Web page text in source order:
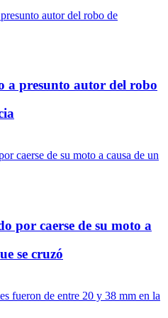
a presunto autor del robo
por caerse de su moto a
se cruzó